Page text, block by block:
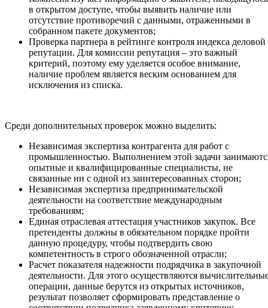
в открытом доступе, чтобы выявить наличие или
отсутствие противоречий с данными, отраженными в
собранном пакете документов;
Проверка партнера в рейтинге контроля индекса деловой
репутации. Для комиссии репутация – это важный
критерий, поэтому ему уделяется особое внимание,
наличие проблем является веским основанием для
исключения из списка.
Среди дополнительных проверок можно выделить:
Независимая экспертиза контрагента для работ с
промышленностью. Выполнением этой задачи
опытные и квалифицированные специалисты, не
связанные ни с одной из заинтересованных сторон;
Независимая экспертиза предпринимательской
деятельности на соответствие международным
требованиям;
Единая отраслевая аттестация участников закупок. Все
претенденты должны в обязательном порядке пройти
данную процедуру, чтобы подтвердить свою
компетентность в строго обозначенной отрасли;
Расчет показателя надежности подрядчика в закупочной
деятельности. Для этого осуществляются
операции, данные берутся из открытых источников,
результат позволяет сформировать представление о